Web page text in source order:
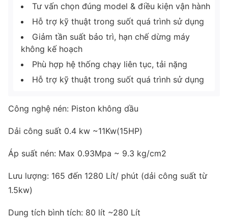
Tư vấn chọn đúng model & điều kiện vận hành
Hỗ trợ kỹ thuật trong suốt quá trình sử dụng
Giảm tần suất bảo trì, hạn chế dừng máy
không kế hoạch
Phù hợp hệ thống chạy liên tục, tải nặng
Hỗ trợ kỹ thuật trong suốt quá trình sử dụng
Công nghệ nén: Piston không dầu
Dải công suất 0.4 kw ~11Kw(15HP)
Áp suất nén: Max 0.93Mpa ~ 9.3 kg/cm2
Lưu lượng: 165 đến 1280 Lít/ phút (dải công suất từ
1.5kw)
Dung tích bình tích: 80 lít ~280 Lít